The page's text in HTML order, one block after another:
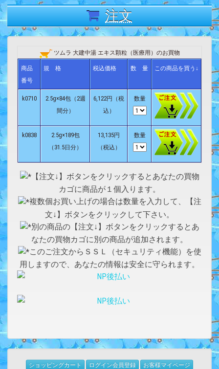
注文
ツムラ 大建中湯 エキス顆粒（医療用）のお買物
商品
番号
規 格 税込価格 数 量 この商品を買う↓
k0710
2.5g×84包（2週
間分）
6,122円（税
込）
数量
k0838
2.5g×189包
（31.5日分）
13,135円
（税込）
数量
【注文↓】ボタンをクリックするとあなたの買物
カゴに商品が１個入ります。
複数個お買い上げの場合は数量を入力して、【注
文↓】ボタンをクリックして下さい。
別の商品の【注文↓】ボタンをクリックするとあ
なたの買物カゴに別の商品が追加されます。
このご注文からＳＳＬ（セキュリティ機能）を使
用しますので、あなたの情報は安全に守られます。
ショッピングカート ログイン会員登録 お客様マイページ